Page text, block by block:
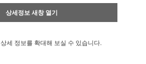
상세정보 새창 열기
상세 정보를 확대해 보실 수 있습니다.